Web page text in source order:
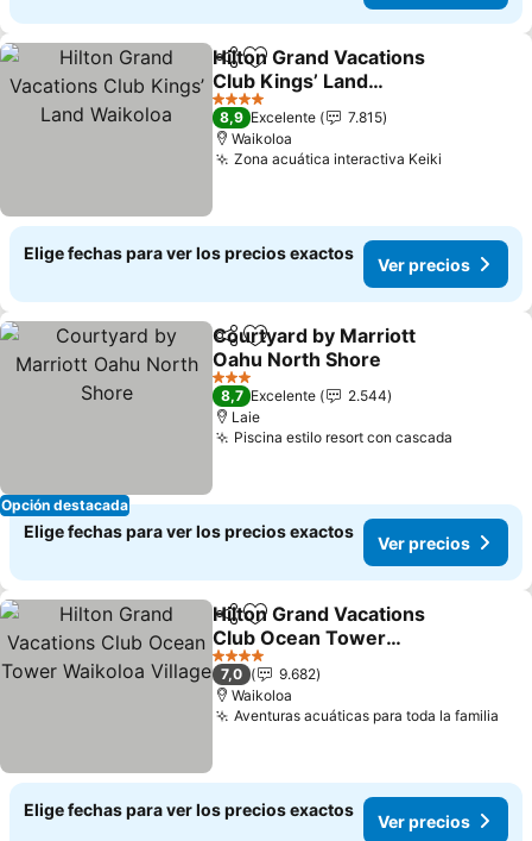
CompartirAgregar a favoritos
Hilton Grand Vacations
Club Kings’ Land
Waikoloa
4 Estrellas
8,9 Excelente
7.815
Waikoloa
Zona acuática interactiva Keiki
Elige fechas para ver los precios exactos
Ver precios
Opción destacada
CompartirAgregar a favoritos
Courtyard by Marriott
Oahu North Shore
3 Estrellas
8,7 Excelente
2.544
Laie
Piscina estilo resort con cascada
Elige fechas para ver los precios exactos
Ver precios
CompartirAgregar a favoritos
Hilton Grand Vacations
Club Ocean Tower
Waikoloa Village
4 Estrellas
7,0
9.682
Waikoloa
Aventuras acuáticas para toda la familia
Elige fechas para ver los precios exactos
Ver precios